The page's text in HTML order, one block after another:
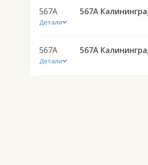
567А
Детали
567А
Детали